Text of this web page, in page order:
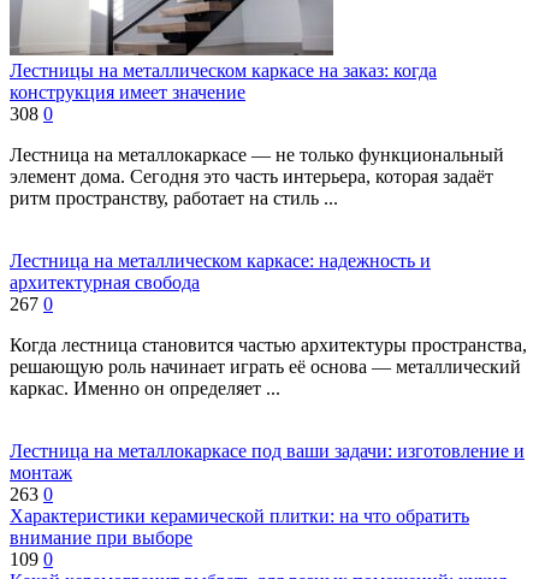
Лестницы на металлическом каркасе на заказ: когда
конструкция имеет значение
308 0
Лестница на металлокаркасе — не только функциональный
элемент дома. Сегодня это часть интерьера, которая задаёт
ритм пространству, работает на стиль ...
Лестница на металлическом каркасе: надежность и
архитектурная свобода
267 0
Когда лестница становится частью архитектуры пространства,
решающую роль начинает играть её основа — металлический
каркас. Именно он определяет ...
Лестница на металлокаркасе под ваши задачи: изготовление и
монтаж
263 0
Характеристики керамической плитки: на что обратить
внимание при выборе
109 0